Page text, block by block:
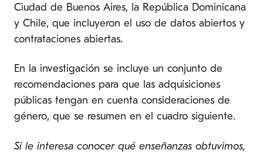
Ciudad de Buenos Aires, la República Dominicana
y Chile, que incluyeron el uso de datos abiertos y
contrataciones abiertas.
En la investigación se incluye un conjunto de
recomendaciones para que las adquisiciones
públicas tengan en cuenta consideraciones de
género, que se resumen en el cuadro siguiente.
Si le interesa conocer qué enseñanzas obtuvimos,